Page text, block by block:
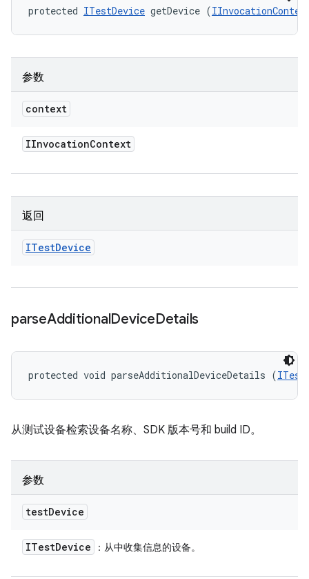
protected ITestDevice getDevice (
参数
context
IInvocationContext
返回
ITestDevice
parseAdditionalDeviceDetails
protected void parseAdditionalDeviceDetails (
从测试设备检索设备名称、SDK 版本号和 build ID。
参数
testDevice
ITestDevice ：从中收集信息的设备。